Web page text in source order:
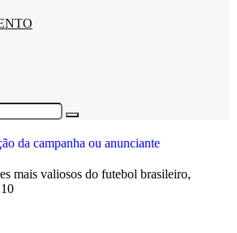
Procurar
mais valiosos do futebol brasileiro,